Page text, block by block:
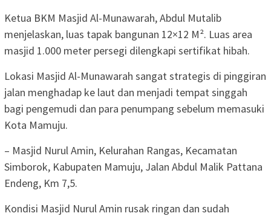
Ketua BKM Masjid Al-Munawarah, Abdul Mutalib
menjelaskan, luas tapak bangunan 12×12 M². Luas area
masjid 1.000 meter persegi dilengkapi sertifikat hibah.
Lokasi Masjid Al-Munawarah sangat strategis di pinggiran
jalan menghadap ke laut dan menjadi tempat singgah
bagi pengemudi dan para penumpang sebelum memasuki
Kota Mamuju.
– Masjid Nurul Amin, Kelurahan Rangas, Kecamatan
Simborok, Kabupaten Mamuju, Jalan Abdul Malik Pattana
Endeng, Km 7,5.
Kondisi Masjid Nurul Amin rusak ringan dan sudah